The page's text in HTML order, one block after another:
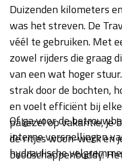
Duizenden kilometers
was het streven. De
véél te gebruiken. Met
zowel rijders die graag
van een wat hoger
strak door de bochten,
en voelt efficiënt bij
pakezel op vakantie, je
de ritjes woon-werk en
boodschappenbuddy.
Of ga voor de
interne versnellingen
hydraulische